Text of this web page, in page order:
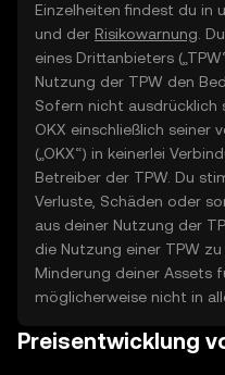
Einzelheiten findest du in
und der Risikowarnung .
eines Drittanbieters
Nutzung der TPW den
Sofern nicht ausdrücklich
OKX einschließlich seiner
(„OKX“) in keinerlei
Betreiber der TPW. Du
Verluste, Schäden oder
aus deiner Nutzung der
die Nutzung einer TPW
Minderung deiner Assets
möglicherweise nicht in
Preisentwicklung